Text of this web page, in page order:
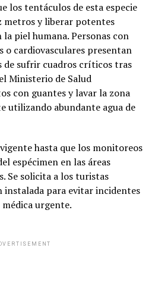
los tentáculos de esta especie
metros y liberar potentes
piel humana. Personas con
o cardiovasculares presentan
de sufrir cuadros críticos tras
Ministerio de Salud
con guantes y lavar la zona
utilizando abundante agua de
hasta que los monitoreos
espécimen en las áreas
Se solicita a los turistas
instalada para evitar incidentes
urgente.